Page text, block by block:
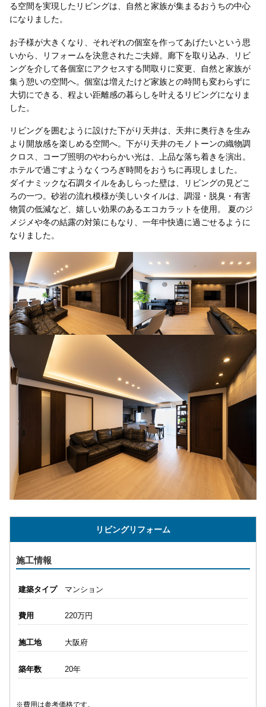
る空間を実現したリビングは、自然と家族が集まるおうちの中心
になりました。
お子様が大きくなり、それぞれの個室を作ってあげたいという思
いから、リフォームを決意されたご夫婦。廊下を取り込み、リビ
ングを介して各個室にアクセスする間取りに変更、自然と家族が
集う憩いの空間へ。個室は増えたけど家族との時間も変わらずに
大切にできる、程よい距離感の暮らしを叶えるリビングになりま
した。
リビングを囲むように設けた下がり天井は、天井に奥行きを生み
より開放感を楽しめる空間へ。下がり天井のモノトーンの織物調
クロス、コーブ照明のやわらかい光は、上品な落ち着きを演出。
ホテルで過ごすようなくつろぎ時間をおうちに再現しました。
ダイナミックな石調タイルをあしらった壁は、リビングの見どこ
ろの一つ。砂岩の流れ模様が美しいタイルは、調湿・脱臭・有害
物質の低減など、嬉しい効果のあるエコカラットを使用。 夏のジ
メジメや冬の結露の対策にもなり、一年中快適に過ごせるように
なりました。
リビングリフォーム
施工情報
建築タイプ マンション
費用 220万円
施工地 大阪府
築年数 20年
※費用は参考価格です。